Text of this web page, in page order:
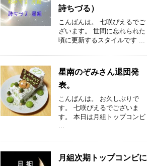
詩ちづる）
こんばんは。 七咲ぴえるでご
ざいます。 世間に忘れられた
頃に更新するスタイルです ...
星南のぞみさん退団発
表。
こんばんは。 お久しぶりで
す。 七咲ぴえるでございま
す。 本日は月組トップコンビ
...
月組次期トップコンビに